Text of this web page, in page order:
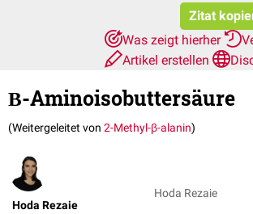
Zitat
Was zeigt hierher
Artikel erstellen
Β-Aminoisobuttersäure
(Weitergeleitet von 2-Methyl-β-alanin)
Hoda Rezaie
Hoda Rezaie